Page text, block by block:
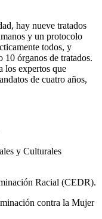
hay nueve tratados
y un protocolo
todos, y
órganos de tratados.
los expertos que
de cuatro años,
y Culturales
Racial (CEDR).
contra la Mujer